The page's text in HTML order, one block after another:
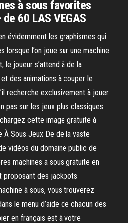
à sous favorites
60 LAS VEGAS
évidemment les graphismes qui
lorsque l’on joue sur une machine
le joueur s’attend à de la
et des animations à couper le
recherche exclusivement à jouer
pas sur les jeux plus classiques
cette image gratuite à
À Sous Jeux De de la vaste
vidéos du domaine public de
machines a sous gratuite en
proposant des jackpots
à sous, vous trouverez
le menu d’aide de chacun des
en français est à votre